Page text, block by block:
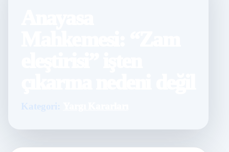
Kategori: